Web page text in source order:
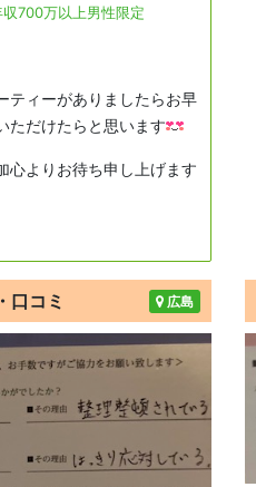
700万以上男性限定
ティーがありましたらお早
ただけたらと思います
心よりお待ち申し上げます
広島
口コミ